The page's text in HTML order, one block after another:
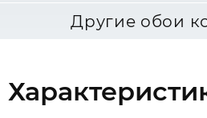
Другие обои